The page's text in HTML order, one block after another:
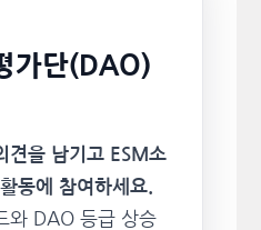
가단(DAO)
견을 남기고 ESM소
동에 참여하세요.
와 DAO 등급 상승